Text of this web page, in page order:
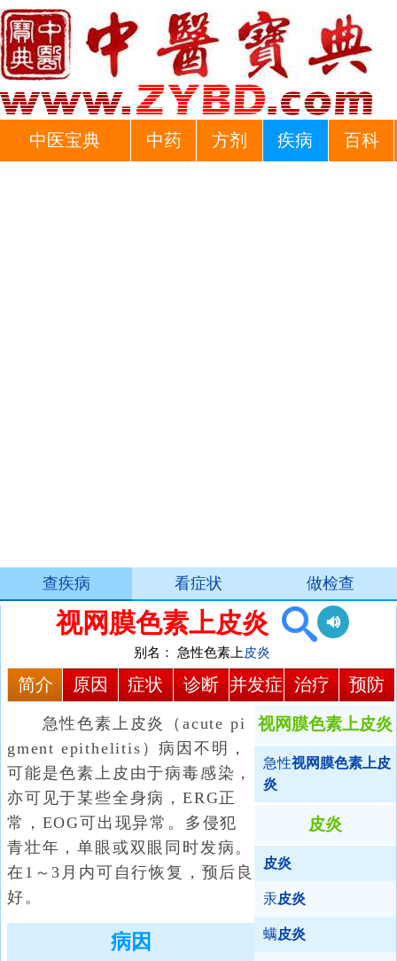
中医宝典 中药 方剂 疾病 百科
查疾病 看症状 做检查
视网膜色素上皮炎
别名： 急性色素上 皮炎
简介 原因 症状 诊断 并发症 治疗 预防
视网膜色素上皮炎
急性视网膜色素上皮
炎
皮炎
皮炎
汞皮炎
螨皮炎
急性色素上皮炎（acute pi
gment epithelitis）病因不明，
可能是色素上皮由于病毒感染，
亦可见于某些全身病，ERG正
常，EOG可出现异常。多侵犯
青壮年，单眼或双眼同时发病。
在1～3月内可自行恢复，预后良
好。
病因